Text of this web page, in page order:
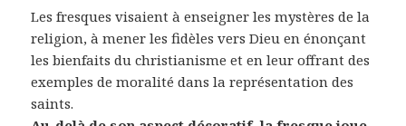
Les fresques visaient à enseigner les mystères de la
religion, à mener les fidèles vers Dieu en énonçant
les bienfaits du christianisme et en leur offrant des
exemples de moralité dans la représentation des
saints.